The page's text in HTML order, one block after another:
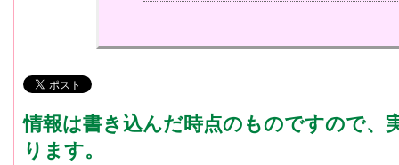
情報は書き込んだ時点のものですので、
ります。